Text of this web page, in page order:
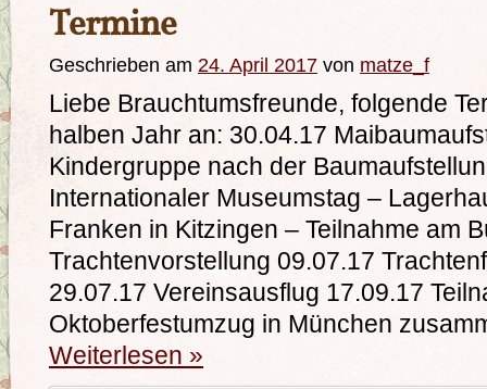
Termine
Geschrieben am 24. April 2017 von matze_f
Liebe Brauchtumsfreunde, folgende
halben Jahr an: 30.04.17
Kindergruppe nach der
Internationaler Museumstag –
Franken in Kitzingen – Teilnahme am
Trachtenvorstellung 09.07.17
29.07.17 Vereinsausflug 17.09.17
Oktoberfestumzug in München
Weiterlesen »